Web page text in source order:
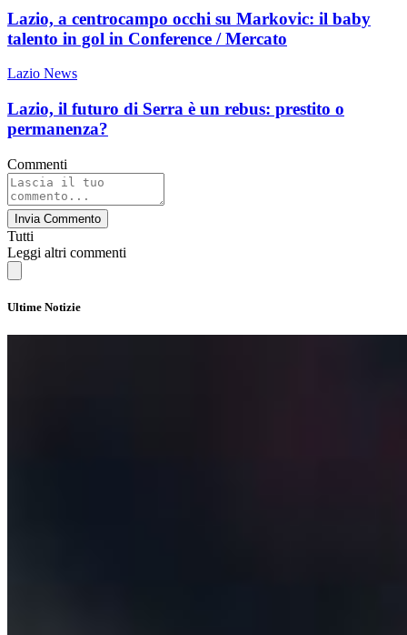
Lazio, a centrocampo occhi su Markovic: il baby
talento in gol in Conference / Mercato
Lazio News
Lazio, il futuro di Serra è un rebus: prestito o
permanenza?
Commenti
Invia Commento
Tutti
Leggi altri commenti
Ultime Notizie